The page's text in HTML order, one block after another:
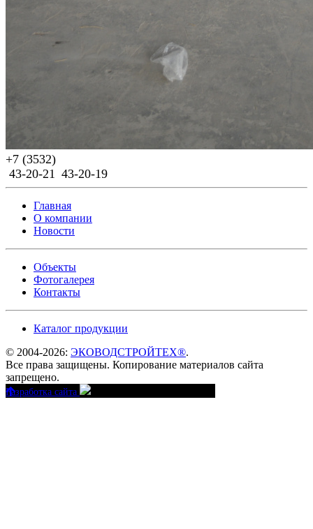
Previous
Next
+7 (3532)
43-20-21 43-20-19
Главная
О компании
Новости
Объекты
Фотогалерея
Контакты
Каталог продукции
© 2004-2026: ЭКОВОДСТРОЙТЕХ®.
Все права защищены. Копирование материалов сайта
запрещено.
Разработка сайта